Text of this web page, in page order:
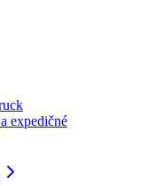
expedičné